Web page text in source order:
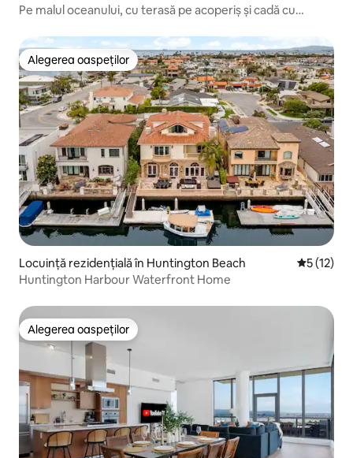
Pe malul oceanului, cu terasă pe acoperiș și cadă cu
Alegerea oaspeților
Alegerea oaspeților
Locuință rezidențială în Huntington Beach Scor
5 (12)
Huntington Harbour Waterfront Home
Alegerea oaspeților
Alegerea oaspeților